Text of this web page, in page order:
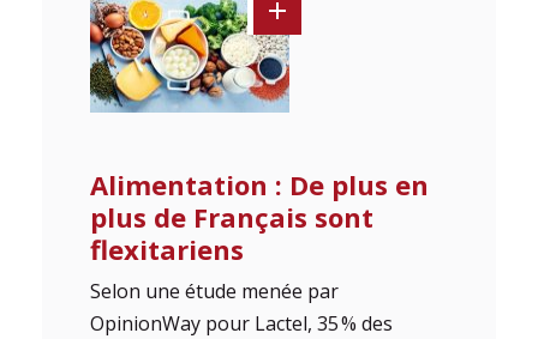
Alimentation : De plus en
plus de Français sont
flexitariens
Selon une étude menée par
OpinionWay pour Lactel, 35 % des